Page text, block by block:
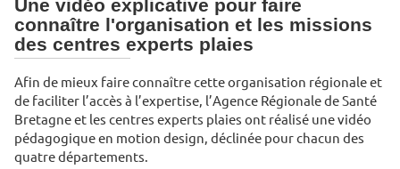
Une vidéo explicative pour faire
connaître l'organisation et les missions
des centres experts plaies
Afin de mieux faire connaître cette organisation régionale et
de faciliter l’accès à l’expertise, l’Agence Régionale de Santé
Bretagne et les centres experts plaies ont réalisé une vidéo
pédagogique en motion design, déclinée pour chacun des
quatre départements.